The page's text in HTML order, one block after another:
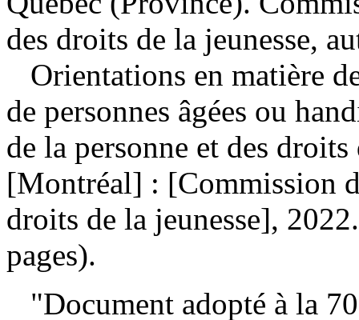
des droits de la jeunesse,
Orientations en matière
de personnes âgées ou
de la personne et des
[Montréal] : [Commission
droits de la jeunesse],
pages).
"Document adopté à la